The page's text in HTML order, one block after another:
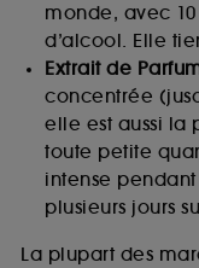
monde, avec 10
d’alcool. Elle
Extrait de
concentrée
elle est aussi la
toute petite
intense
plusieurs jours
La plupart des